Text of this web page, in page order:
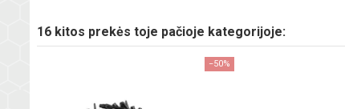
16 kitos prekės toje pačioje kategorijoje:
−50%